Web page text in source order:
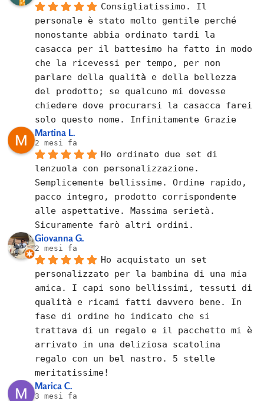
Consigliatissimo. Il
personale è stato molto gentile perché
nonostante abbia ordinato tardi la
casacca per il battesimo ha fatto in modo
che la ricevessi per tempo, per non
parlare della qualità e della bellezza
del prodotto; se qualcuno mi dovesse
chiedere dove procurarsi la casacca farei
solo questo nome. Infinitamente Grazie
Martina L.
2 mesi fa
Ho ordinato due set di
lenzuola con personalizzazione.
Semplicemente bellissime. Ordine rapido,
pacco integro, prodotto corrispondente
alle aspettative. Massima serietà.
Sicuramente farò altri ordini.
Giovanna G.
2 mesi fa
Ho acquistato un set
personalizzato per la bambina di una mia
amica. I capi sono bellissimi, tessuti di
qualità e ricami fatti davvero bene. In
fase di ordine ho indicato che si
trattava di un regalo e il pacchetto mi è
arrivato in una deliziosa scatolina
regalo con un bel nastro. 5 stelle
meritatissime!
Marica C.
3 mesi fa